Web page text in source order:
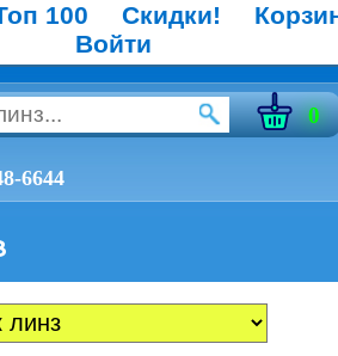
100 Скидки!
Войти
0
6644